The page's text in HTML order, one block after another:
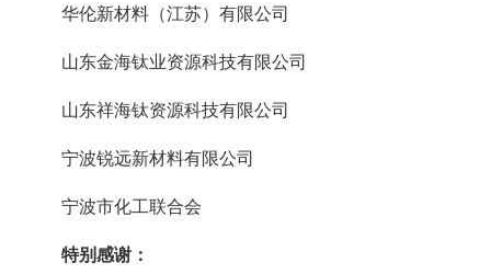
华伦新材料（江苏）有限公司
山东金海钛业资源科技有限公司
山东祥海钛资源科技有限公司
宁波锐远新材料有限公司
宁波市化工联合会
特别感谢：